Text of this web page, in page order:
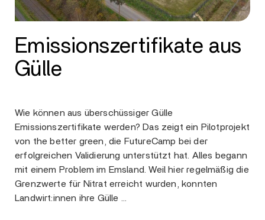
Emissionszertifikate aus
Gülle
Wie können aus überschüssiger Gülle
Emissionszertifikate werden? Das zeigt ein Pilotprojekt
von the better green, die FutureCamp bei der
erfolgreichen Validierung unterstützt hat. Alles begann
mit einem Problem im Emsland. Weil hier regelmäßig die
Grenzwerte für Nitrat erreicht wurden, konnten
Landwirt:innen ihre Gülle …